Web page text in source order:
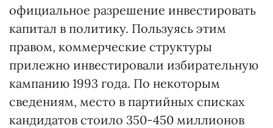
официальное разрешение инвестировать
капитал в политику. Пользуясь этим
правом, коммерческие структуры
прилежно инвестировали избирательную
кампанию 1993 года. По некоторым
сведениям, место в партийных списках
кандидатов стоило 350-450 миллионов